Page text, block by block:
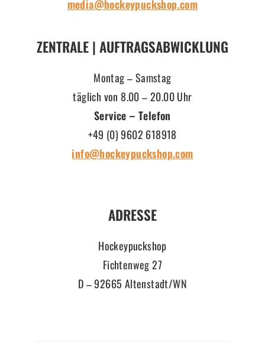
media@hockeypuckshop.com
ZENTRALE | AUFTRAGSABWICKLUNG
Montag – Samstag
täglich von 8.00 – 20.00 Uhr
Service – Telefon
+49 (0) 9602 618918
info@hockeypuckshop.com
ADRESSE
Hockeypuckshop
Fichtenweg 27
D – 92665 Altenstadt/WN